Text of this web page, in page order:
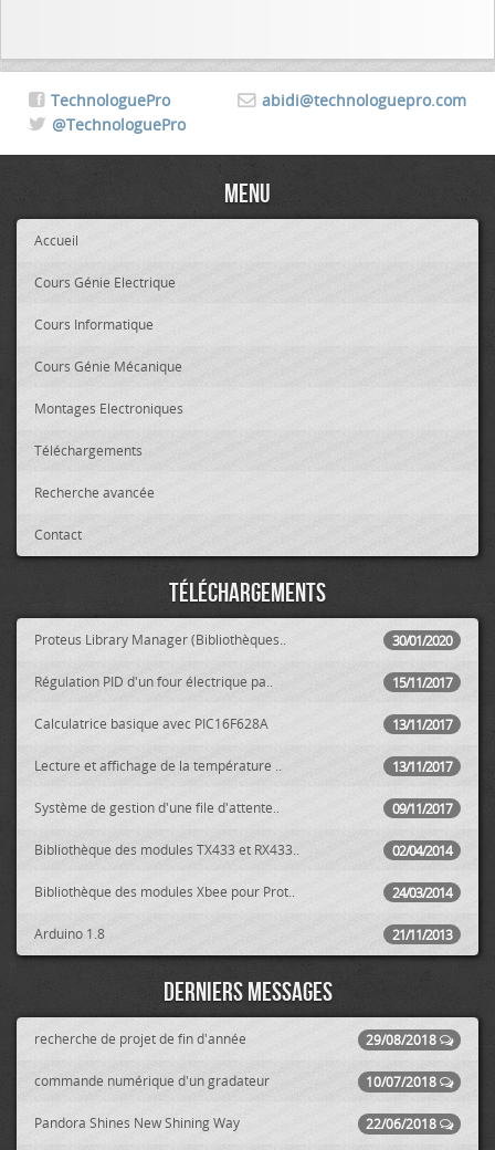
abidi@technologuepro.com
TechnologuePro
@TechnologuePro
Menu
Accueil
Cours Génie Electrique
Cours Informatique
Cours Génie Mécanique
Montages Electroniques
Téléchargements
Recherche avancée
Contact
Téléchargements
30/01/2020
Proteus Library Manager (Bibliothèques..
15/11/2017
Régulation PID d'un four électrique pa..
13/11/2017
Calculatrice basique avec PIC16F628A
13/11/2017
Lecture et affichage de la température ..
09/11/2017
Système de gestion d'une file d'attente..
02/04/2014
Bibliothèque des modules TX433 et RX433..
24/03/2014
Bibliothèque des modules Xbee pour Prot..
21/11/2013
Arduino 1.8
Derniers messages
29/08/2018
recherche de projet de fin d'année
10/07/2018
commande numérique d'un gradateur
22/06/2018
Pandora Shines New Shining Way